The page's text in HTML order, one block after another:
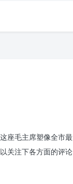
座毛主席塑像全市
关注下各方面的评